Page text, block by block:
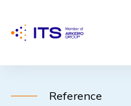
Reference